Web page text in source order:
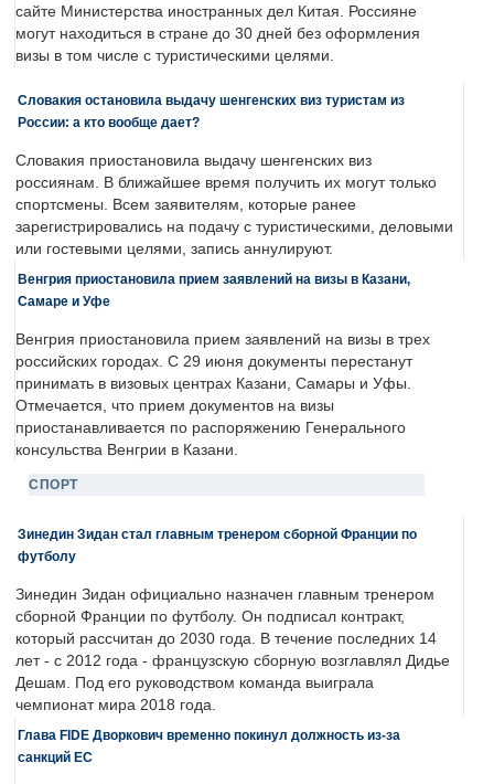
сайте Министерства иностранных дел Китая. Россияне
могут находиться в стране до 30 дней без оформления
визы в том числе с туристическими целями.
Словакия остановила выдачу шенгенских виз туристам из
России: а кто вообще дает?
Словакия приостановила выдачу шенгенских виз
россиянам. В ближайшее время получить их могут только
спортсмены. Всем заявителям, которые ранее
зарегистрировались на подачу с туристическими, деловыми
или гостевыми целями, запись аннулируют.
Венгрия приостановила прием заявлений на визы в Казани,
Самаре и Уфе
Венгрия приостановила прием заявлений на визы в трех
российских городах. С 29 июня документы перестанут
принимать в визовых центрах Казани, Самары и Уфы.
Отмечается, что прием документов на визы
приостанавливается по распоряжению Генерального
консульства Венгрии в Казани.
СПОРТ
Зинедин Зидан стал главным тренером сборной Франции по
футболу
Зинедин Зидан официально назначен главным тренером
сборной Франции по футболу. Он подписал контракт,
который рассчитан до 2030 года. В течение последних 14
лет - с 2012 года - французскую сборную возглавлял Дидье
Дешам. Под его руководством команда выиграла
чемпионат мира 2018 года.
Глава FIDE Дворкович временно покинул должность из-за
санкций ЕС